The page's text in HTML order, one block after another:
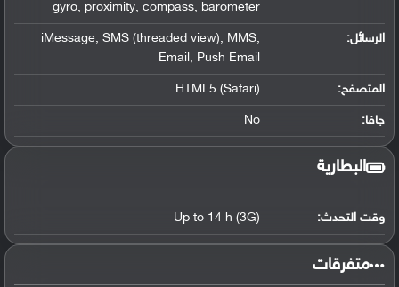
gyro, proximity, compass, barometer
الرسائل:
iMessage, SMS (threaded view), MMS,
Email, Push Email
المتصفح: HTML5 (Safari)
جافا: No
البطارية
وقت التحدث: Up to 14 h (3G)
‏متفرقات‏